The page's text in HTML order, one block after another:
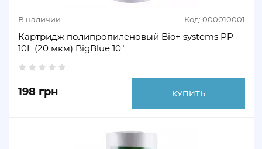
В наличии Код: 000010001
Картридж полипропиленовый Bio+ systems PP-
10L (20 мкм) BigBlue 10"
198 грн КУПИТЬ